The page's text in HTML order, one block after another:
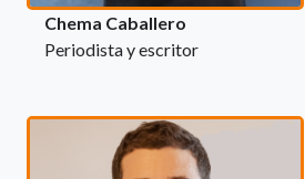
Chema Caballero
Periodista y escritor